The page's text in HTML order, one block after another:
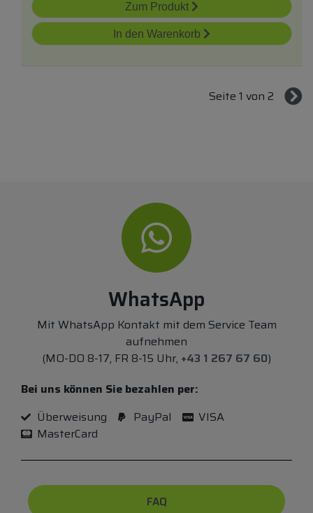
Zum Produkt
In den Warenkorb
Seite 1 von 2
WhatsApp
Mit WhatsApp Kontakt mit dem Service Team
aufnehmen
(MO-DO 8-17, FR 8-15 Uhr, +43 1 267 67 60)
Bei uns können Sie bezahlen per:
Überweisung
PayPal
VISA
MasterCard
FAQ